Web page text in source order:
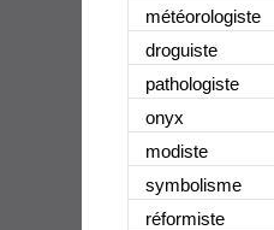
météorologiste
droguiste
pathologiste
onyx
modiste
symbolisme
réformiste